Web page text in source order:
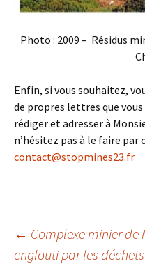
Photo : 2009 – Résidus
Enfin, si vous souhaitez,
de propres lettres que
rédiger et adresser à
n’hésitez pas à le faire par
contact@stopmines23.fr
← Complexe minier
englouti par les